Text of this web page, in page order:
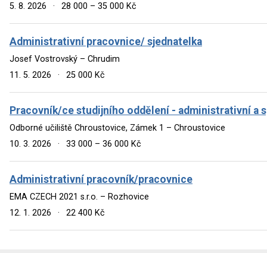
5. 8. 2026
· 28 000 – 35 000 Kč
Administrativní pracovnice/ sjednatelka
Josef Vostrovský – Chrudim
11. 5. 2026
· 25 000 Kč
Pracovník/ce studijního oddělení - administrativní a
Odborné učiliště Chroustovice, Zámek 1 – Chroustovice
10. 3. 2026
· 33 000 – 36 000 Kč
Administrativní pracovník/pracovnice
EMA CZECH 2021 s.r.o. – Rozhovice
12. 1. 2026
· 22 400 Kč